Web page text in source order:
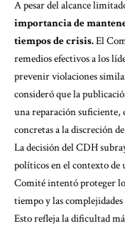
A pesar del alcance
importancia de
tiempos de crisis.El
remedios efectivos a los
prevenir violaciones
consideró que la
una reparación suficiente,
concretas a la discreción
La decisión del CDH
políticos en el contexto de
Comité intentó proteger
tiempo y las
Esto refleja la dificultad